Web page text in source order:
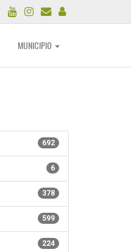
MUNICIPIO
692
6
378
599
224